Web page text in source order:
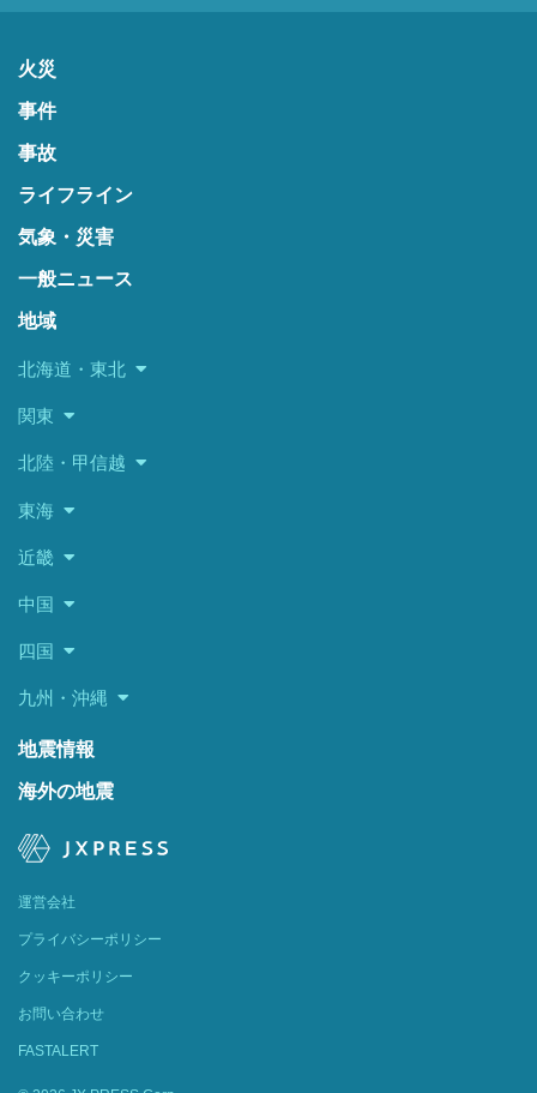
火災
事件
事故
ライフライン
気象・災害
一般ニュース
地域
北海道・東北
関東
北陸・甲信越
東海
近畿
中国
四国
九州・沖縄
地震情報
海外の地震
運営会社
プライバシーポリシー
クッキーポリシー
お問い合わせ
FASTALERT